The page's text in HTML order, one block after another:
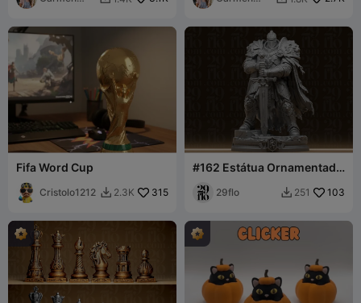
Fifa Word Cup
Cristolo1212  2.3K 315
#162 Estátua Ornamentada
de Paladino Blindado de
29flo  251 103